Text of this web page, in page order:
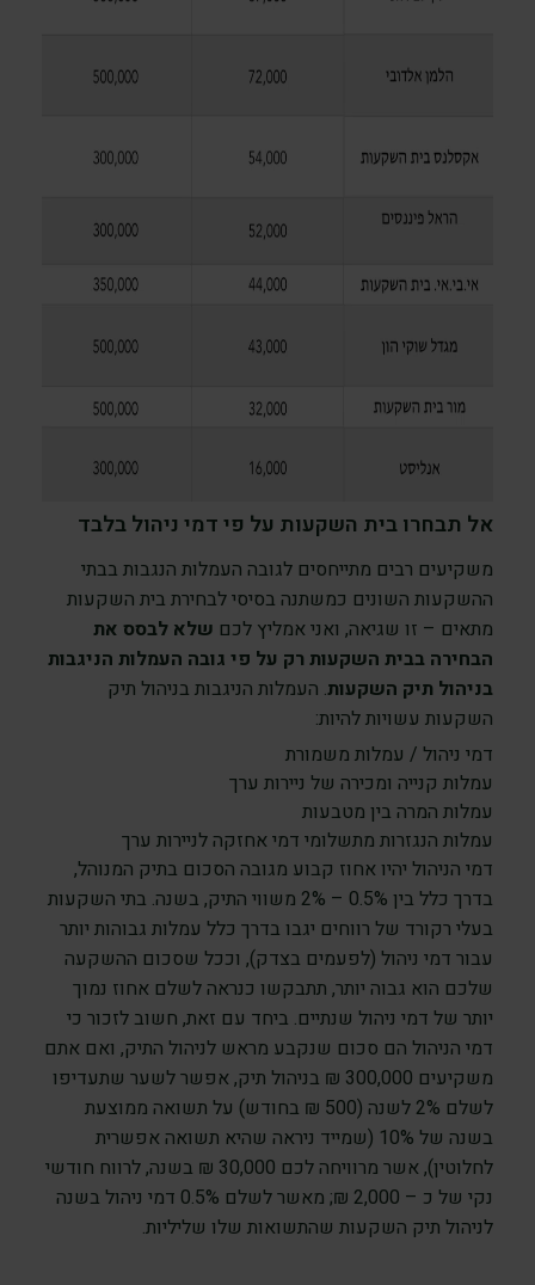
אל תבחרו בית השקעות על פי דמי ניהול בלבד
משקיעים רבים מתייחסים לגובה העמלות הנגבות בבתי
ההשקעות השונים כמשתנה בסיסי לבחירת בית השקעות
מתאים – זו שגיאה, ואני אמליץ לכם שלא לבסס את
הבחירה בבית השקעות רק על פי גובה העמלות הניגבות
בניהול תיק השקעות. העמלות הניגבות בניהול תיק
השקעות עשויות להיות:
דמי ניהול / עמלות משמורת
עמלות קנייה ומכירה של ניירות ערך
עמלות המרה בין מטבעות
עמלות הנגזרות מתשלומי דמי אחזקה לניירות ערך
דמי הניהול יהיו אחוז קבוע מגובה הסכום בתיק המנוהל,
בדרך כלל בין 0.5% – 2% משווי התיק, בשנה. בתי השקעות
בעלי רקורד של רווחים יגבו בדרך כלל עמלות גבוהות יותר
עבור דמי ניהול (לפעמים בצדק), וככל שסכום ההשקעה
שלכם הוא גבוה יותר, תתבקשו כנראה לשלם אחוז נמוך
יותר של דמי ניהול שנתיים. ביחד עם זאת, חשוב לזכור כי
דמי הניהול הם סכום שנקבע מראש לניהול התיק, ואם אתם
משקיעים 300,000 ₪ בניהול תיק, אפשר לשער שתעדיפו
לשלם 2% לשנה (500 ₪ בחודש) על תשואה ממוצעת
בשנה של 10% (שמייד ניראה שהיא תשואה אפשרית
לחלוטין), אשר מרוויחה לכם 30,000 ₪ בשנה, לרווח חודשי
נקי של כ – 2,000 ₪; מאשר לשלם 0.5% דמי ניהול בשנה
לניהול תיק השקעות שהתשואות שלו שליליות.